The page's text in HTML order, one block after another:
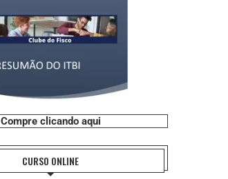
Compre clicando aqui
CURSO ONLINE